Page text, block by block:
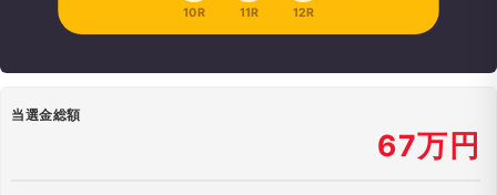
10R 11R 12R
当選金総額
67万円